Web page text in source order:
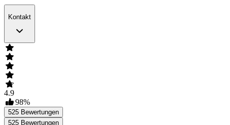
Kontakt
4.9
98%
525 Bewertungen
525 Bewertungen